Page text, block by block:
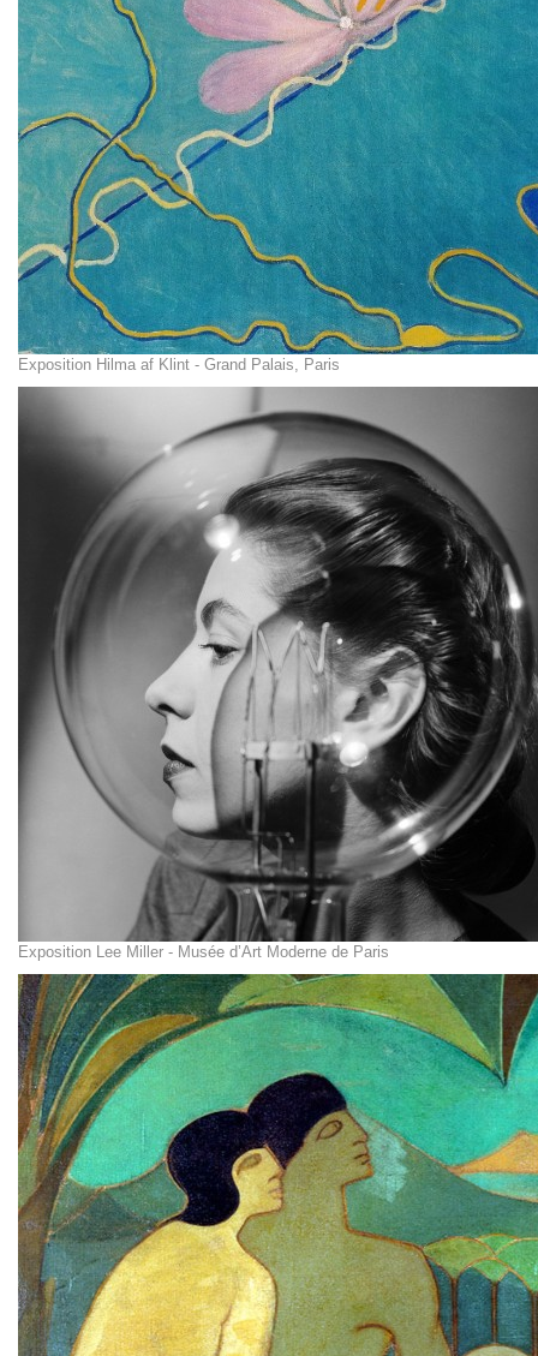
Exposition Hilma af Klint - Grand Palais, Paris
Exposition Lee Miller - Musée d’Art Moderne de Paris